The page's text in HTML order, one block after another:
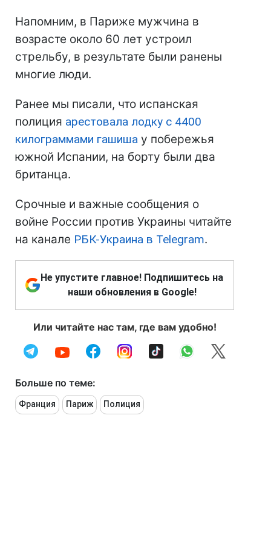
Напомним, в Париже мужчина в
возрасте около 60 лет устроил
стрельбу, в результате были ранены
многие люди.
Ранее мы писали, что испанская
полиция арестовала лодку с 4400
килограммами гашиша у побережья
южной Испании, на борту были два
британца.
Срочные и важные сообщения о
войне России против Украины читайте
на канале РБК-Украина в Telegram.
Не упустите главное! Подпишитесь на
наши обновления в Google!
Или читайте нас там, где вам удобно!
Больше по теме:
Франция Париж Полиция